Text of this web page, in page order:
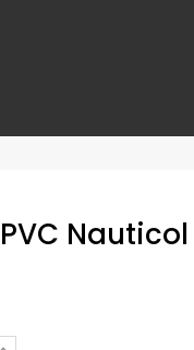
Nauticol